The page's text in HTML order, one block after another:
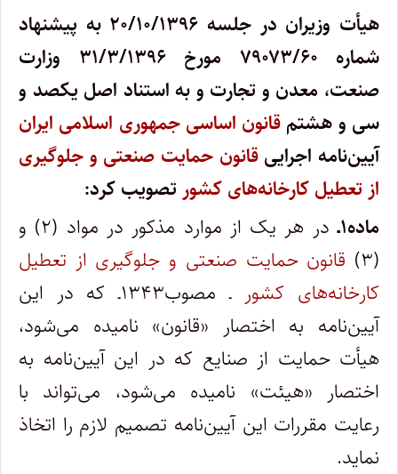
هیأت وزیران در جلسه ۲۰/۱۰/۱۳۹۶ به پیشنهاد
شماره ۷۹۰۷۳/۶۰ مورخ ۳۱/۳/۱۳۹۶ وزارت
صنعت، معدن و تجارت و به استناد اصل یکصد و
سی و هشتم قانون اساسی جمهوری اسلامی ایران
آیین­‌نامه اجراییقانون حمایت صنعتی و جلوگیری
از تعطیل کارخانه­‌های کشور تصویب کرد:
ماده۱ـ
در هر یک از موارد مذکور در مواد (۲) و
(۳)
قانون حمایت صنعتی و جلوگیری از تعطیل
کارخانه‌های کشور
ـ مصوب۱۳۴۳ـ که در این
آیین‌نامه به اختصار «قانون» نامیده می‌شود،
هیأت حمایت از صنایع که در این آیین‌نامه به
اختصار «هیئت» نامیده می‌شود، می‌تواند با
رعایت مقررات این آیین‌نامه تصمیم لازم را اتخاذ
نماید.